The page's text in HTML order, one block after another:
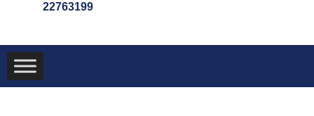
22763199